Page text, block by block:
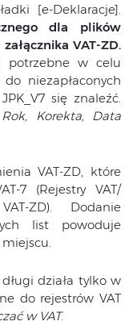
[e-Deklaracje].
dla plików
VAT-ZD.
potrzebne w celu
niezapłaconych
się znaleźć.
Korekta, Data
VAT-ZD, które
7 (Rejestry VAT/
ZD). Dodanie
list powoduje
działa tylko w
do rejestrów VAT
w VAT.